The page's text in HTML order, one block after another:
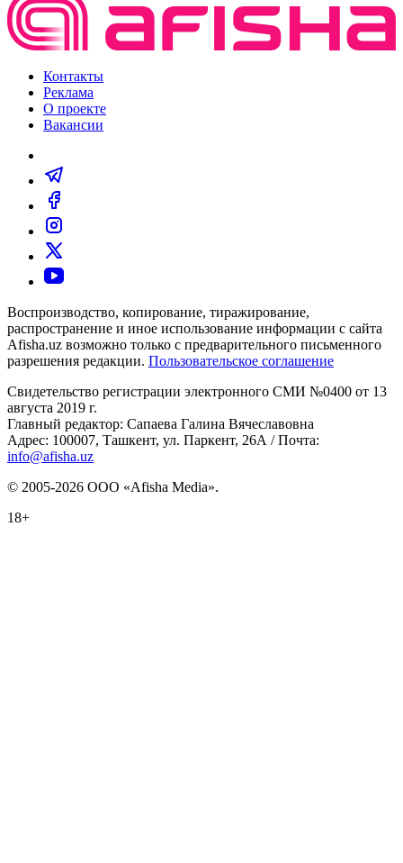
Контакты
Реклама
О проекте
Вакансии
Воспроизводство, копирование, тиражирование,
распространение и иное использование информации с сайта
Afisha.uz возможно только с предварительного письменного
разрешения редакции. Пользовательское соглашение
Свидетельство регистрации электронного СМИ №0400 от 13
августа 2019 г.
Главный редактор: Сапаева Галина Вячеславовна
Адрес: 100007, Ташкент, ул. Паркент, 26А / Почта:
info@afisha.uz
© 2005-2026 ООО «Afisha Media».
18+